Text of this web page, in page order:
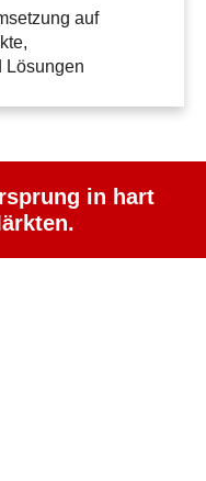
auf
Lösungen
in hart